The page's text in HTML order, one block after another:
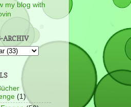
my blog with
ARCHIV
(1)